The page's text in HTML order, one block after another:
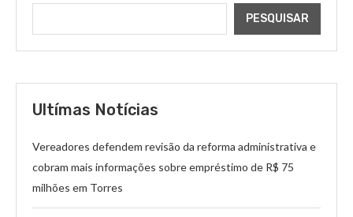
PESQUISAR
Ultímas Notícias
Vereadores defendem revisão da reforma administrativa e
cobram mais informações sobre empréstimo de R$ 75
milhões em Torres